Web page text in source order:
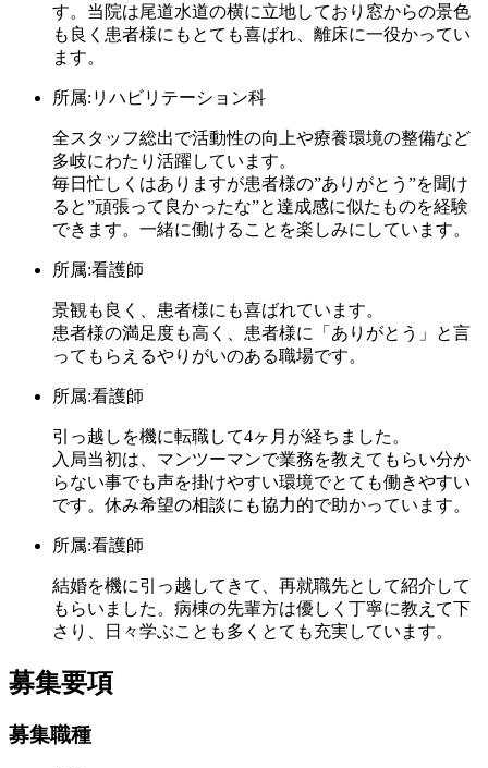
す。当院は尾道水道の横に立地しており窓からの景色
も良く患者様にもとても喜ばれ、離床に一役かってい
ます。
所属:リハビリテーション科
全スタッフ総出で活動性の向上や療養環境の整備など
多岐にわたり活躍しています。
毎日忙しくはありますが患者様の”ありがとう”を聞け
ると”頑張って良かったな”と達成感に似たものを経験
できます。一緒に働けることを楽しみにしています。
所属:看護師
景観も良く、患者様にも喜ばれています。
患者様の満足度も高く、患者様に「ありがとう」と言
ってもらえるやりがいのある職場です。
所属:看護師
引っ越しを機に転職して4ヶ月が経ちました。
入局当初は、マンツーマンで業務を教えてもらい分か
らない事でも声を掛けやすい環境でとても働きやすい
です。休み希望の相談にも協力的で助かっています。
所属:看護師
結婚を機に引っ越してきて、再就職先として紹介して
もらいました。病棟の先輩方は優しく丁寧に教えて下
さり、日々学ぶことも多くとても充実しています。
募集要項
募集職種